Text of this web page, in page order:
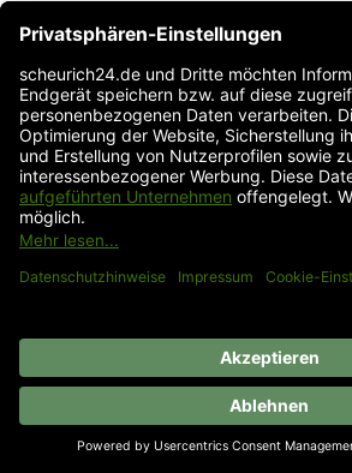
Alle anzeigen
Kettenmotoren
händische Spindel
Alle anzeigen
Rolladen- und Markisenantriebe
Rohrmotore
Alle anzeigen
Smart Home
Normstahl Smart Connect
ismartgate
Türantriebe
Gartenhäuser
Gartenhäuser
Materialcontainer
Mülltonnenboxen